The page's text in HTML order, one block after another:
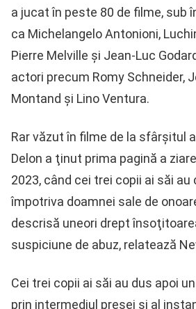
a jucat în peste 80 de filme, sub
ca Michelangelo Antonioni,
Pierre Melville şi Jean-Luc
actori precum Romy Schneider,
Montand şi Lino Ventura.
Rar văzut în filme de la sfârşitul
Delon a ţinut prima pagină a
2023, când cei trei copii ai săi au
împotriva doamnei sale de
descrisă uneori drept
suspiciune de abuz, relatează
Cei trei copii ai săi au dus apoi
prin intermediul presei şi al